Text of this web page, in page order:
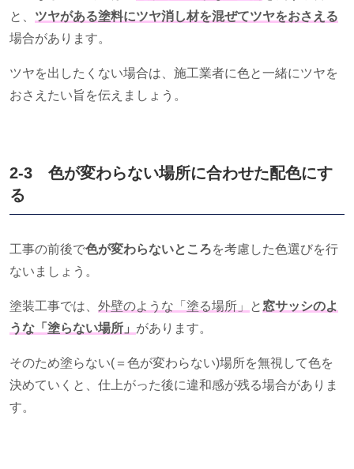
と、 ツヤがある塗料にツヤ消し材を混ぜてツヤをおさえる
場合があります。
ツヤを出したくない場合は、施工業者に色と一緒にツヤを
おさえたい旨を伝えましょう。
2-3 色が変わらない場所に合わせた配色にす
る
工事の前後で色が変わらないところを考慮した色選びを行
ないましょう。
塗装工事では、 外壁のような「塗る場所」 と 窓サッシのよ
うな「塗らない場所」 があります。
そのため塗らない( ＝色が変わらない)場所を無視して色を
決めていくと、仕上がった後に違和感が残る場合がありま
す。